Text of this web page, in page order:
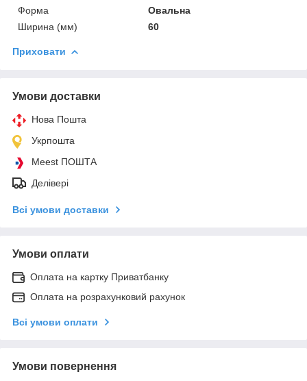
Форма
Овальна
Ширина (мм)
60
Приховати
Умови доставки
Нова Пошта
Укрпошта
Meest ПОШТА
Делівері
Всі умови доставки
Умови оплати
Оплата на картку Приватбанку
Оплата на розрахунковий рахунок
Всі умови оплати
Умови повернення